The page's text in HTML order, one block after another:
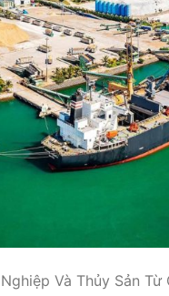
Và Thủy Sản